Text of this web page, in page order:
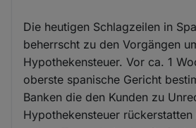
Die heutigen Schlagzeilen in
beherrscht zu den Vorgängen
Hypothekensteuer. Vor ca. 1
oberste spanische Gericht
Banken die den Kunden zu
Hypothekensteuer